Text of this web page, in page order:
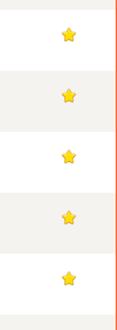
17
17
17
17
17